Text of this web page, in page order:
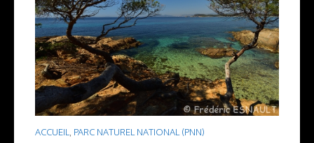
ACCUEIL PARC NATUREL NATIONAL (PNN)